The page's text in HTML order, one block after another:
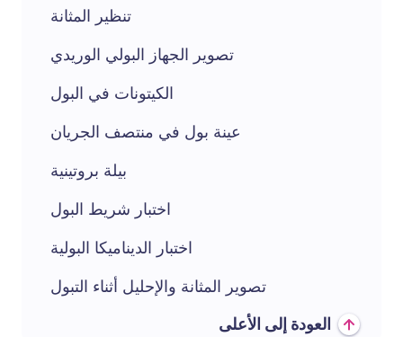
تنظير المثانة
تصوير الجهاز البولي الوريدي
الكيتونات في البول
عينة بول في منتصف الجريان
بيلة بروتينية
اختبار شريط البول
اختبار الديناميكا البولية
تصوير المثانة والإحليل أثناء التبول
العودة إلى الأعلى